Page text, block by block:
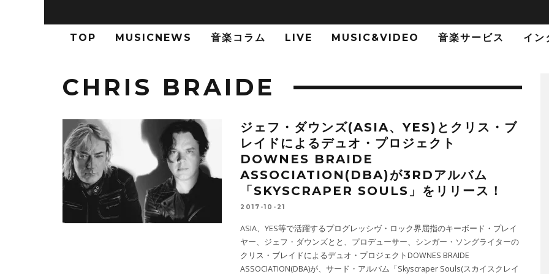
TOP MUSICNEWS 音楽コラム LIVE MUSIC&VIDEO 音楽サービス イン
CHRIS BRAIDE
ジェフ・ダウンズ(ASIA、YES)とクリス・ブ
レイドによるデュオ・プロジェクト
DOWNES BRAIDE
ASSOCIATION(DBA)が3RDアルバム
「SKYSCRAPER SOULS」をリリース！
2017-10-21
ASIA、YES等で活躍するプログレッシヴ・ロック界屈指のキーボード・プレイ
ヤー、ジェフ・ダウンズとと、プロデューサー、シンガー・ソングライターの
クリス・ブレイドによるデュオ・プロジェクトDOWNES BRAIDE
ASSOCIATION(DBA)が、サード・アルバム「Skyscraper Souls(スカイスクレイ